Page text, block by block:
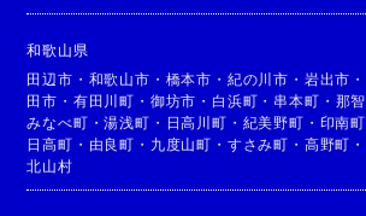
和歌山県
田辺市 ・ 和歌山市 ・ 橋本市 ・ 紀の川市 ・ 岩出市 ・
田市 ・ 有田川町 ・ 御坊市 ・ 白浜町 ・ 串本町 ・ 那
みなべ町 ・湯浅町 ・ 日高川町 ・ 紀美野町 ・ 印南町
日高町 ・ 由良町 ・ 九度山町 ・ すさみ町 ・ 高野町 ・
北山村